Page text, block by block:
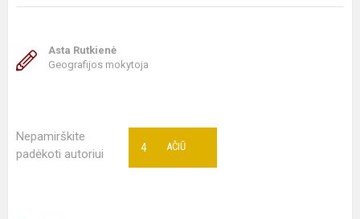
Asta Rutkienė
Geografijos mokytoja
Nepamirškite
padėkoti autoriui
AČIŪ
4